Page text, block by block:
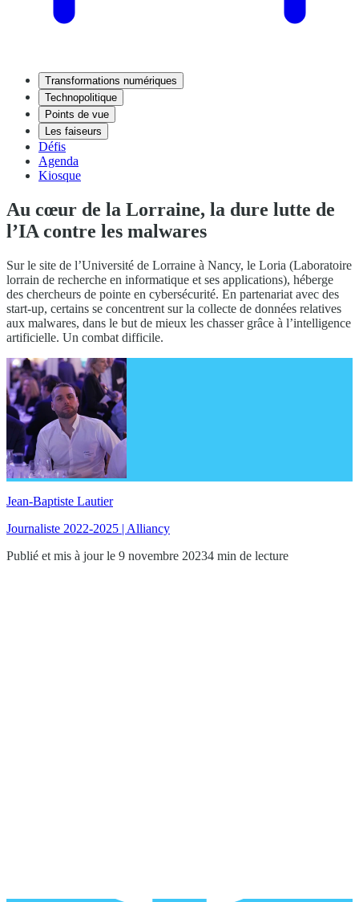
Transformations numériques
Technopolitique
Points de vue
Les faiseurs
Défis
Agenda
Kiosque
Au cœur de la Lorraine, la dure lutte de
l’IA contre les malwares
Sur le site de l’Université de Lorraine à Nancy, le Loria (Laboratoire
lorrain de recherche en informatique et ses applications), héberge
des chercheurs de pointe en cybersécurité. En partenariat avec des
start-up, certains se concentrent sur la collecte de données relatives
aux malwares, dans le but de mieux les chasser grâce à l’intelligence
artificielle. Un combat difficile.
Jean-Baptiste Lautier
Journaliste 2022-2025 | Alliancy
Publié et mis à jour le 9 novembre 20234 min de lecture